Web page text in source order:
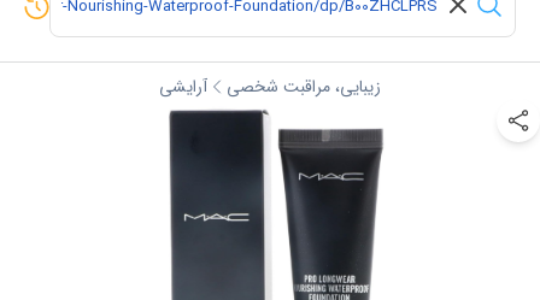
زیبایی، مراقبت شخصی آرایشی